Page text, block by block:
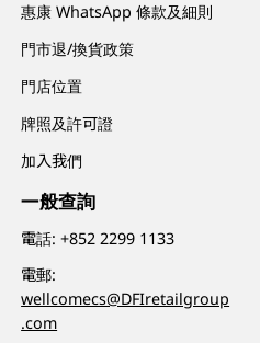
惠康 WhatsApp 條款及細則
門市退/換貨政策
門店位置
牌照及許可證
加入我們
一般查詢
電話:+852 2299 1133
電郵:
wellcomecs@DFIretailgroup
.com